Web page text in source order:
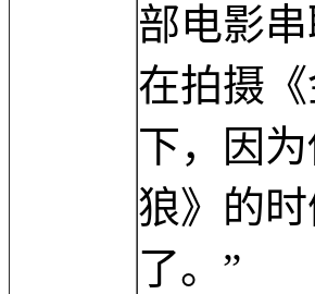
部电影
在拍摄
下，因
狼》的
了。”